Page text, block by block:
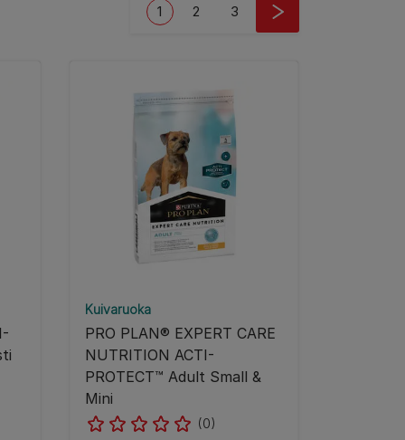
Current page
1 Page
2 Page
3
Kuivaruoka
PRO PLAN® EXPERT CARE
NUTRITION ACTI-
PROTECT™ Adult Small &
Mini
(0)